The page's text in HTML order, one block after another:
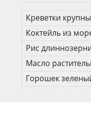
Креветки
Коктейль из
Рис
Масло
Горошек